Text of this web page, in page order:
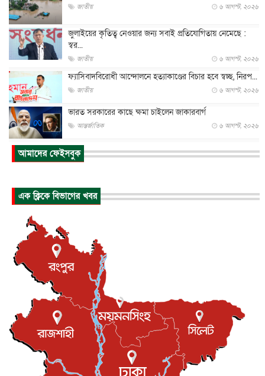
জাতীয় ৬ আগস্ট, ২০২৬
জুলাইয়ের কৃতিত্ব নেওয়ার জন্য সবাই প্রতিযোগিতায় নেমেছে :
স্বর...
জাতীয় ৬ আগস্ট, ২০২৬
ফ্যাসিবাদবিরোধী আন্দোলনে হত্যাকাণ্ডের বিচার হবে স্বচ্ছ, নিরপ...
জাতীয় ৬ আগস্ট, ২০২৬
ভারত সরকারের কাছে ক্ষমা চাইলেন জাকারবার্গ
আন্তর্জাতিক ৬ আগস্ট, ২০২৬
আকাশে ট্রাম্পের হেলিকপ্টার ও যাত্রীবাহী বিমান মুখোমুখি, তদন্...
আন্তর্জাতিক
আন্তর্জাতিক ৬ আগস্ট, ২০২৬
টি-টোয়েন্টি ইতিহাসের সর্বোচ্চ রানের মালিক এখন জস বাটলার
বস্তিতে কেটেছে শৈশব, আজ মুম্বাইয়ে দুই বাড়ির মালিক
বিনোদন ৬ আগস্ট, ২০২৬
যুক্তরাজ্যে বসবাসরত জাতীয়তাবাদী কুলাউড়াবাসীর মত বিনিময়
সভা...
ইউকে কমিউনিটি ৫ আগস্ট, ২০২৬
প্রধানমন্ত্রীকে সৌদি আরব সফরের আমন্ত্রণ
আমাদের ফেইসবুক
এক ক্লিকে বিভাগের খবর